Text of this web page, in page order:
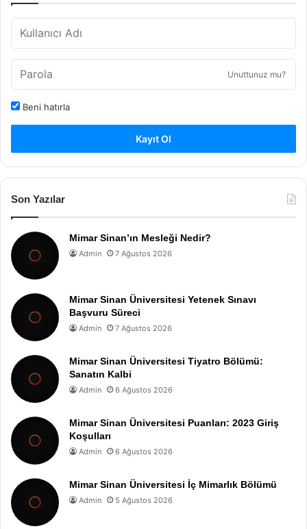
Unuttunuz mu?
Beni hatırla
Kayıt Ol
Son Yazılar
Mimar Sinan’ın Mesleği Nedir?
Admin 7 Ağustos 2026
Mimar Sinan Üniversitesi Yetenek Sınavı
Başvuru Süreci
Admin 7 Ağustos 2026
Mimar Sinan Üniversitesi Tiyatro Bölümü:
Sanatın Kalbi
Admin 6 Ağustos 2026
Mimar Sinan Üniversitesi Puanları: 2023 Giriş
Koşulları
Admin 6 Ağustos 2026
Mimar Sinan Üniversitesi İç Mimarlık Bölümü
Admin 5 Ağustos 2026